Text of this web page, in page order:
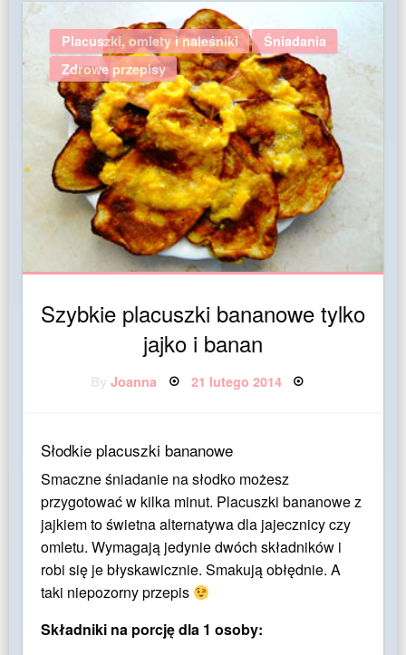
Placuszki, omlety i naleśniki
Śniadania
Zdrowe przepisy
Szybkie placuszki bananowe tylko
jajko i banan
ByJoanna Posted
on
21 lutego 2014
Słodkie placuszki bananowe
Smaczne śniadanie na słodko możesz
przygotować w kilka minut. Placuszki bananowe z
jajkiem to świetna alternatywa dla jajecznicy czy
omletu. Wymagają jedynie dwóch składników i
robi się je błyskawicznie. Smakują obłędnie. A
taki niepozorny przepis
Składniki na porcję dla 1 osoby: